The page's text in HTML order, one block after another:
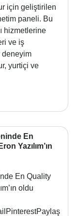
için geliştirilen
paneli. Bu
hizmetlerine
ve iş
deneyim
yurtiçi ve
En
Yazılım’ın
En Quality
oldu